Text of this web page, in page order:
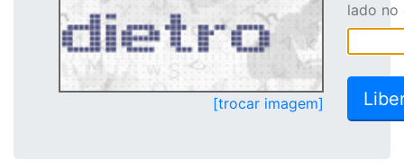
[trocar imagem]
lado no